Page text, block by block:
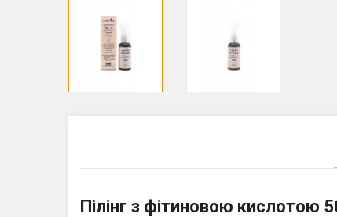
Пілінг з фітиновою кислотою